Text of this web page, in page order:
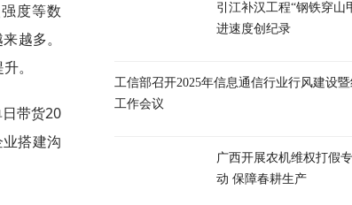
度等数
越多。
。
带货20
搭建沟
引江补汉工程“钢铁穿山
进速度创纪录
工信部召开2025年信息通信行业行风建设
工作会议
广西开展农机维权打假
动 保障春耕生产